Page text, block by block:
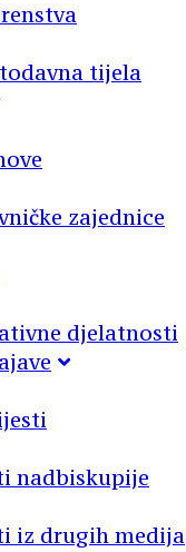
tijela
zajednice
djelatnosti
nadbiskupije
iz drugih medija